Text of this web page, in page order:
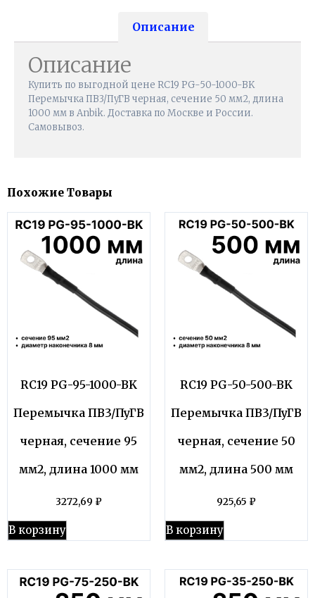
Описание
Описание
Купить по выгодной цене RC19 PG-50-1000-BK
Перемычка ПВ3/ПуГВ черная, сечение 50 мм2, длина
1000 мм в Anbik. Доставка по Москве и России.
Самовывоз.
Похожие Товары
RC19 PG-95-1000-BK
Перемычка ПВ3/ПуГВ
черная, сечение 95
мм2, длина 1000 мм
3272,69 ₽
В корзину
RC19 PG-50-500-BK
Перемычка ПВ3/ПуГВ
черная, сечение 50
мм2, длина 500 мм
925,65 ₽
В корзину